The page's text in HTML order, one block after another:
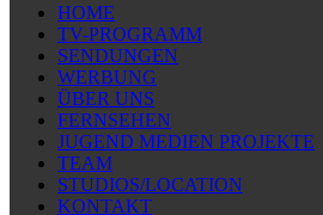
HOME
TV-PROGRAMM
SENDUNGEN
WERBUNG
ÜBER UNS
FERNSEHEN
JUGEND MEDIEN PROJEKTE
TEAM
STUDIOS/LOCATION
KONTAKT